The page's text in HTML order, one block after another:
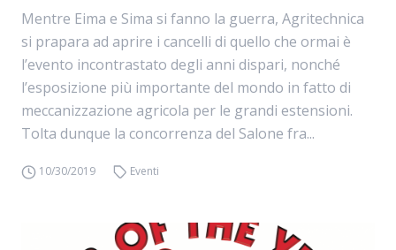
Mentre Eima e Sima si fanno la guerra, Agritechnica
si prapara ad aprire i cancelli di quello che ormai è
l’evento incontrastato degli anni dispari, nonché
l’esposizione più importante del mondo in fatto di
meccanizzazione agricola per le grandi estensioni.
Tolta dunque la concorrenza del Salone fra...
10/30/2019 Eventi